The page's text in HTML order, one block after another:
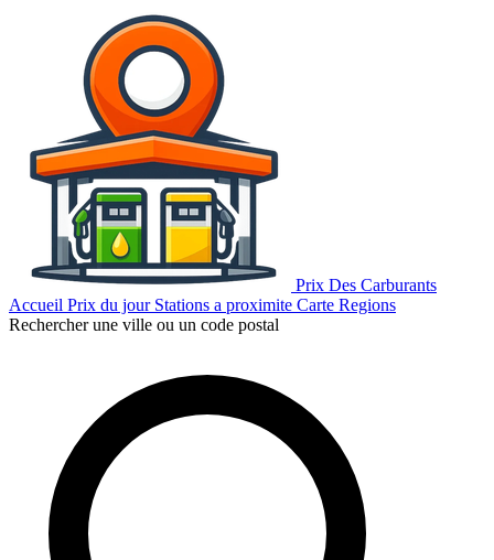
Prix Des Carburants
Accueil Prix du jour Stations a proximite Carte Regions
Rechercher une ville ou un code postal